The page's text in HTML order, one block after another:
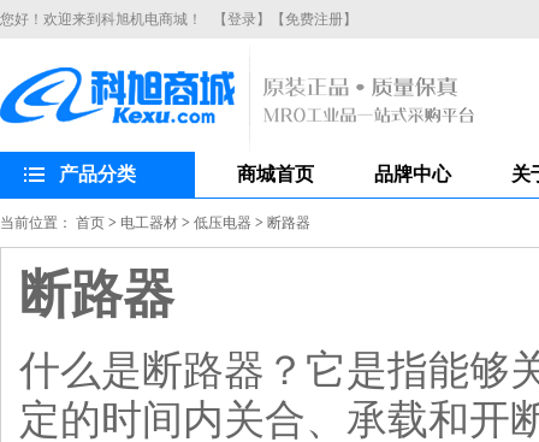
您好！欢迎来到科旭机电商城！ 【登录】 【免费注册】
产品分类 商城首页 品牌中心 关
当前位置： 首页 > 电工器材 > 低压电器 > 断路器
断路器
什么是断路器？它是指能够
定的时间内关合、承载和开